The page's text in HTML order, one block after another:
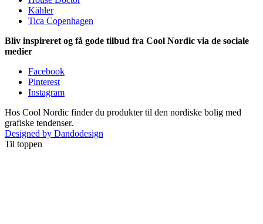
Kähler
Tica Copenhagen
Bliv inspireret og få gode tilbud fra Cool Nordic via de sociale
medier
Facebook
Pinterest
Instagram
Hos Cool Nordic finder du produkter til den nordiske bolig med
grafiske tendenser.
Designed by Dandodesign
Til toppen